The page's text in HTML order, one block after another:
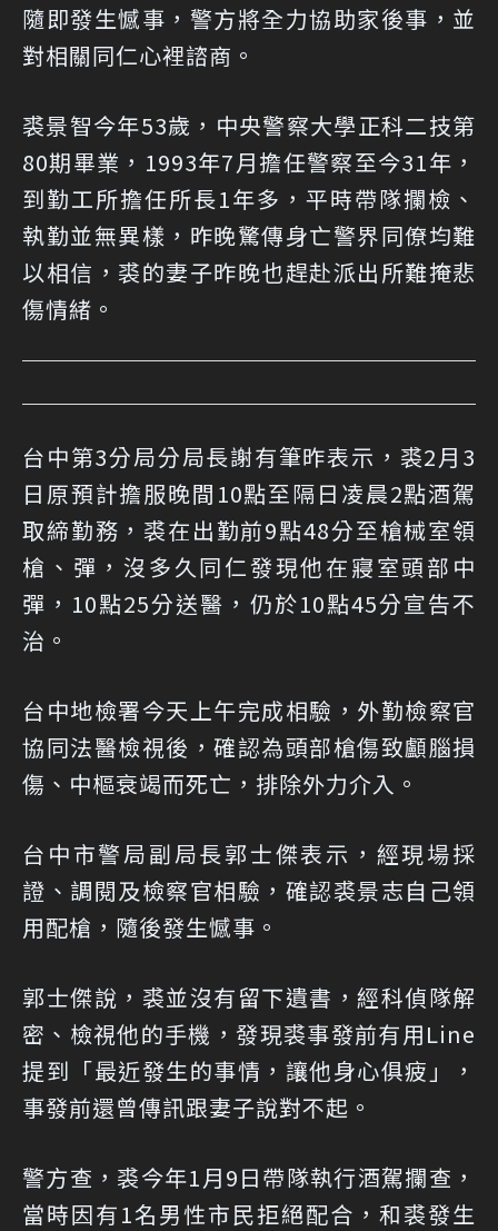
隨即發生憾事，警方將全力協助家後事，並
對相關同仁心裡諮商。
裘景智今年53歲，中央警察大學正科二技第
80期畢業，1993年7月擔任警察至今31年，
到勤工所擔任所長1年多，平時帶隊攔檢、
執勤並無異樣，昨晚驚傳身亡警界同僚均難
以相信，裘的妻子昨晚也趕赴派出所難掩悲
傷情緒。
台中第3分局分局長謝有筆昨表示，裘2月3
日原預計擔服晚間10點至隔日凌晨2點酒駕
取締勤務，裘在出勤前9點48分至槍械室領
槍、彈，沒多久同仁發現他在寢室頭部中
彈，10點25分送醫，仍於10點45分宣告不
治。
台中地檢署今天上午完成相驗，外勤檢察官
協同法醫檢視後，確認為頭部槍傷致顱腦損
傷、中樞衰竭而死亡，排除外力介入。
台中市警局副局長郭士傑表示，經現場採
證、調閱及檢察官相驗，確認裘景志自己領
用配槍，隨後發生憾事。
郭士傑說，裘並沒有留下遺書，經科偵隊解
密、檢視他的手機，發現裘事發前有用Line
提到「最近發生的事情，讓他身心俱疲」，
事發前還曾傳訊跟妻子說對不起。
警方查，裘今年1月9日帶隊執行酒駕攔查，
當時因有1名男性市民拒絕配合，和裘發生